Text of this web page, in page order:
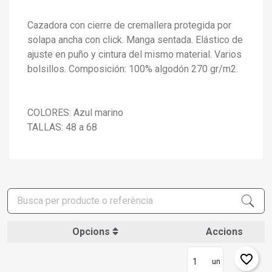
Afegir a la llista de desitjos×
Crear una llista de desitjos
Connectar-se ×
Cal que connecteu per a desar els productes a la vostra
Cazadora con cierre de cremallera protegida por
solapa ancha con click. Manga sentada. Elástico de
ajuste en puño y cintura del mismo material. Varios
bolsillos. Composición: 100% algodón 270 gr/m2.
COLORES: Azul marino
TALLAS: 48 a 68
Opcions Accions
un favorite_border